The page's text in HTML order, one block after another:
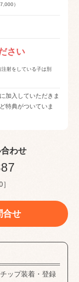
）
さい
射をしている子は別
加入していただきま
特典がついていま
わせ
合せ
ップ装着・登録